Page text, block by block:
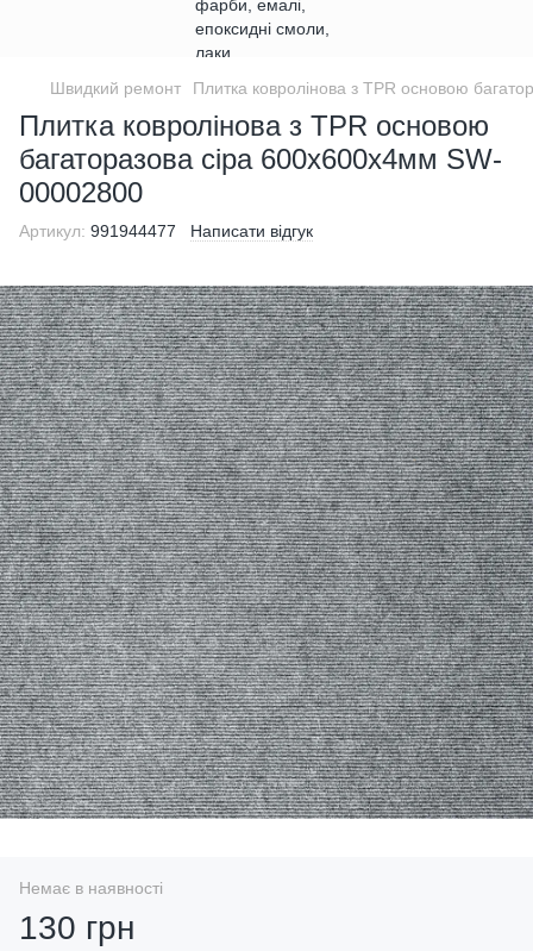
Швидкий ремонт Плитка ковролінова з TPR основою
Плитка ковролінова з TPR основою
багаторазова сіра 600х600х4мм SW-
00002800
Артикул: 991944477 Написати відгук
Немає в наявності
130 грн